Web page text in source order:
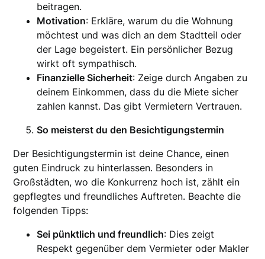
beitragen.
Motivation: Erkläre, warum du die Wohnung
möchtest und was dich an dem Stadtteil oder
der Lage begeistert. Ein persönlicher Bezug
wirkt oft sympathisch.
Finanzielle Sicherheit: Zeige durch Angaben zu
deinem Einkommen, dass du die Miete sicher
zahlen kannst. Das gibt Vermietern Vertrauen.
So meisterst du den Besichtigungstermin
Der Besichtigungstermin ist deine Chance, einen
guten Eindruck zu hinterlassen. Besonders in
Großstädten, wo die Konkurrenz hoch ist, zählt ein
gepflegtes und freundliches Auftreten. Beachte die
folgenden Tipps:
Sei pünktlich und freundlich: Dies zeigt
Respekt gegenüber dem Vermieter oder Makler